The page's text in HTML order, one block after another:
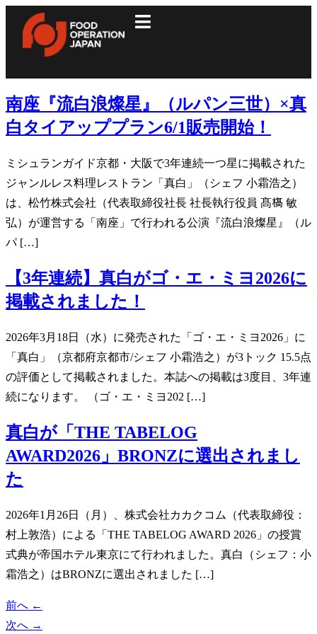
南座『流白浪燦星』（ルパン三世）×真
白タイアッププラン6/1販売開始！
ミシュランガイド京都・大阪で3年連続一つ星に掲載された
ジャンルレス料理レストラン「真白」（シェフ 小霜浩之）
は、松竹株式会社（代表取締役社長 社長執行役員 髙𣘺 敏
弘）が運営する「南座」で行われる公演『流白浪燦星』（ル
パ […]
【3年連続】真白がゴ・エ・ミヨ2026に
掲載されました！
2026年3月18日（水）に発売された「ゴ・エ・ミヨ2026」に
「真白」（京都府京都市/シェフ 小霜浩之）が3トック 15.5点
の評価として掲載されました。本誌への掲載は3度目、3年連
続になります。 （ゴ・エ・ミヨ202 […]
真白が「THE TABELOG
AWARD2026」BRONZに選出されまし
た
2026年1月26日（月）、株式会社カカクコム（代表取締役：
村上敦浩）による「THE TABELOG AWARD 2026」の授賞
式典が帝国ホテル東京にて行われました。真白（シェフ：小
霜浩之）はBRONZに選出されました […]
前へ ←
次へ →